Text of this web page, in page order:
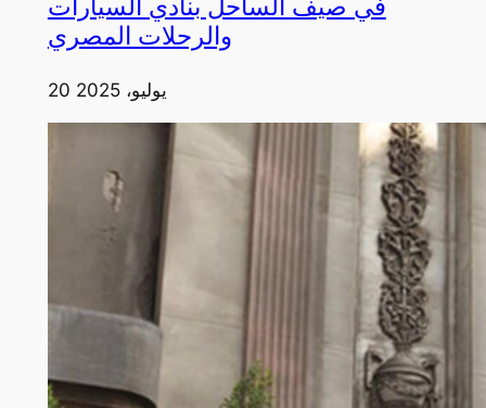
في صيف الساحل بنادي السيارات
والرحلات المصري
20 يوليو، 2025